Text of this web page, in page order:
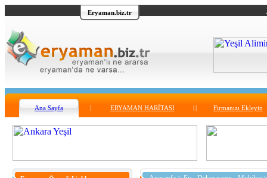
Eryaman.biz.tr
Ana Sayfa ERYAMAN HARİTASI Firmanızı Ekleyin